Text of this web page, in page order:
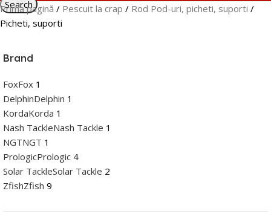
Search
Prima pagină Pescuit la crap
Rod Pod-uri, picheti, suporti
Picheti, suporti
Brand
FoxFox 1
DelphinDelphin 1
KordaKorda 1
Nash TackleNash Tackle 1
NGTNGT 1
PrologicPrologic 4
Solar TackleSolar Tackle 2
ZfishZfish 9